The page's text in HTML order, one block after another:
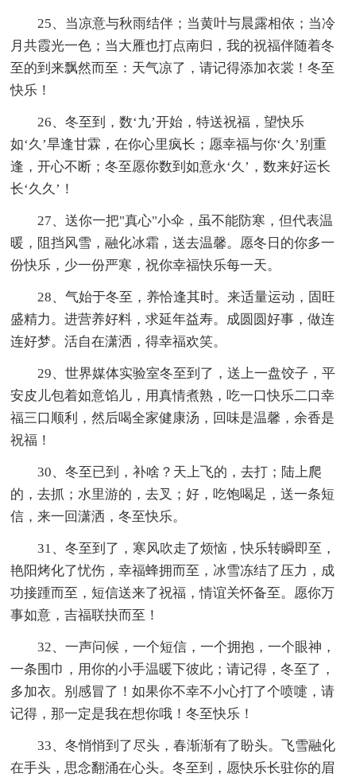
25、当凉意与秋雨结伴；当黄叶与晨露相依；当冷
月共霞光一色；当大雁也打点南归，我的祝福伴随着冬
至的到来飘然而至：天气凉了，请记得添加衣裳！冬至
快乐！
26、冬至到，数‘九’开始，特送祝福，望快乐
如‘久’旱逢甘霖，在你心里疯长；愿幸福与你‘久’别重
逢，开心不断；冬至愿你数到如意永‘久’，数来好运长
长‘久久’！
27、送你一把"真心"小伞，虽不能防寒，但代表温
暖，阻挡风雪，融化冰霜，送去温馨。愿冬日的你多一
份快乐，少一份严寒，祝你幸福快乐每一天。
28、气始于冬至，养恰逢其时。来适量运动，固旺
盛精力。进营养好料，求延年益寿。成圆圆好事，做连
连好梦。活自在潇洒，得幸福欢笑。
29、世界媒体实验室冬至到了，送上一盘饺子，平
安皮儿包着如意馅儿，用真情煮熟，吃一口快乐二口幸
福三口顺利，然后喝全家健康汤，回味是温馨，余香是
祝福！
30、冬至已到，补啥？天上飞的，去打；陆上爬
的，去抓；水里游的，去叉；好，吃饱喝足，送一条短
信，来一回潇洒，冬至快乐。
31、冬至到了，寒风吹走了烦恼，快乐转瞬即至，
艳阳烤化了忧伤，幸福蜂拥而至，冰雪冻结了压力，成
功接踵而至，短信送来了祝福，情谊关怀备至。愿你万
事如意，吉福联抉而至！
32、一声问候，一个短信，一个拥抱，一个眼神，
一条围巾，用你的小手温暖下彼此；请记得，冬至了，
多加衣。别感冒了！如果你不幸不小心打了个喷嚏，请
记得，那一定是我在想你哦！冬至快乐！
33、冬悄悄到了尽头，春渐渐有了盼头。飞雪融化
在手头，思念翻涌在心头。冬至到，愿快乐长驻你的眉